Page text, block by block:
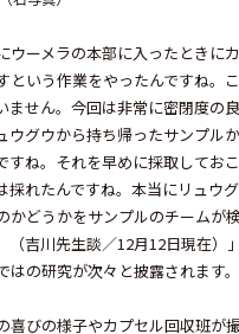
ウーメラの本部に入ったときに
という作業をやったんですね。
ません。今回は非常に密閉度の
ウグウから持ち帰ったサンプル
すね。それを早めに採取してお
採れたんですね。本当にリュウ
かどうかをサンプルのチームが
吉川先生談／12月12日現在）」
はの研究が次々と披露されます。
喜びの様子やカプセル回収班が